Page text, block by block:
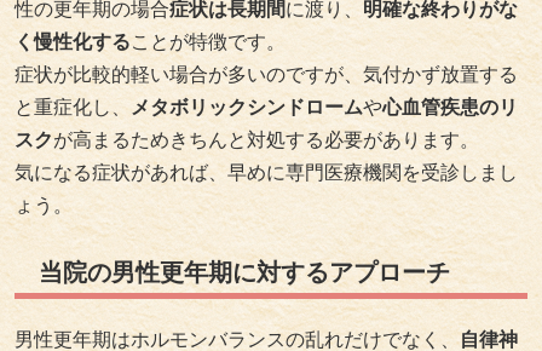
性の更年期の場合症状は長期間に渡り、 明確な終わりがな
く慢性化することが特徴です。
症状が比較的軽い場合が多いのですが、気付かず放置する
と重症化し、 メタボリックシンドロームや心血管疾患のリ
スクが高まるためきちんと対処する必要があります。
気になる症状があれば、早めに専門医療機関を受診しまし
ょう。
当院の男性更年期に対するアプローチ
男性更年期はホルモンバランスの乱れだけでなく、自律神